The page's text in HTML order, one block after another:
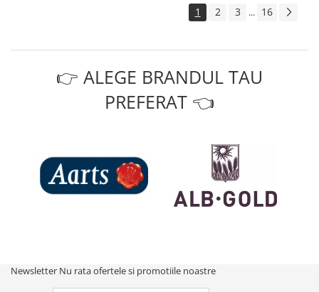
1 2 3 ... 16
👉 ALEGE BRANDUL TAU
PREFERAT 👈
Newsletter Nu rata ofertele si promotiile noastre